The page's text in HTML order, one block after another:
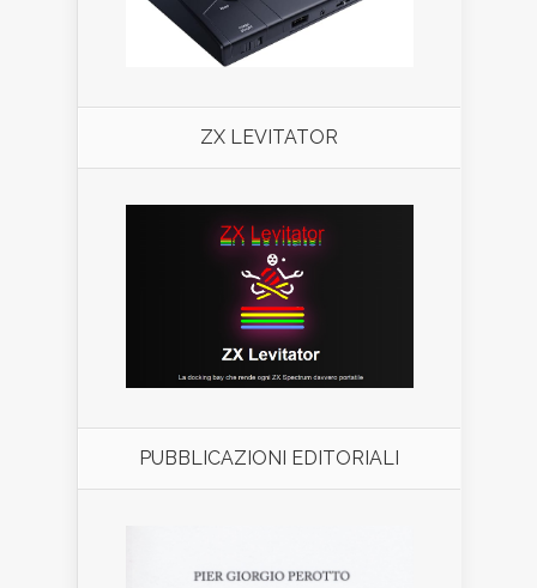
ZX LEVITATOR
PUBBLICAZIONI EDITORIALI